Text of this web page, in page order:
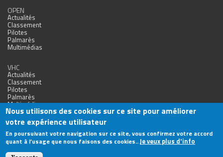
OPEN
Actualités
Classement
Pilotes
Palmarès
Multimédias
VHC
Actualités
Classement
Pilotes
Palmarès
Multimédias
Agence Web Nîmes
Nous utilisons des cookies sur ce site pour améliorer
votre expérience utilisateur
En poursuivant votre navigation sur ce site, vous confirmez votre accord
quant à l’usage que nous faisons des cookies..Je veux plus d'info